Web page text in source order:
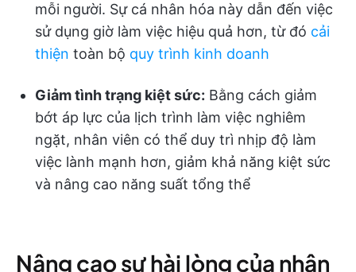
mỗi người. Sự cá nhân hóa này dẫn đến việc
sử dụng giờ làm việc hiệu quả hơn, từ đó cải
thiện toàn bộ quy trình kinh doanh
Giảm tình trạng kiệt sức: Bằng cách giảm
bớt áp lực của lịch trình làm việc nghiêm
ngặt, nhân viên có thể duy trì nhịp độ làm
việc lành mạnh hơn, giảm khả năng kiệt sức
và nâng cao năng suất tổng thể
Nâng cao sự hài lòng của nhân